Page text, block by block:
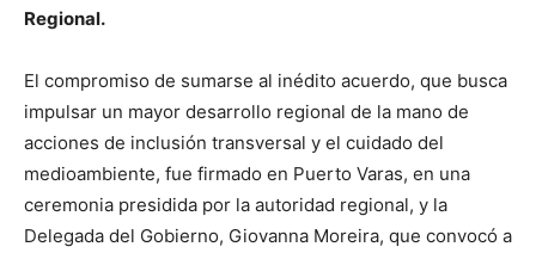
Regional.
El compromiso de sumarse al inédito acuerdo, que busca
impulsar un mayor desarrollo regional de la mano de
acciones de inclusión transversal y el cuidado del
medioambiente, fue firmado en Puerto Varas, en una
ceremonia presidida por la autoridad regional, y la
Delegada del Gobierno, Giovanna Moreira, que convocó a